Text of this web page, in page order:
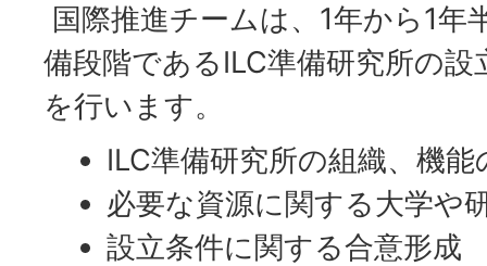
国際推進チームは、1年から1年
備段階であるILC準備研究所の
を行います。
ILC準備研究所の組織、機能
必要な資源に関する大学や
設立条件に関する合意形成